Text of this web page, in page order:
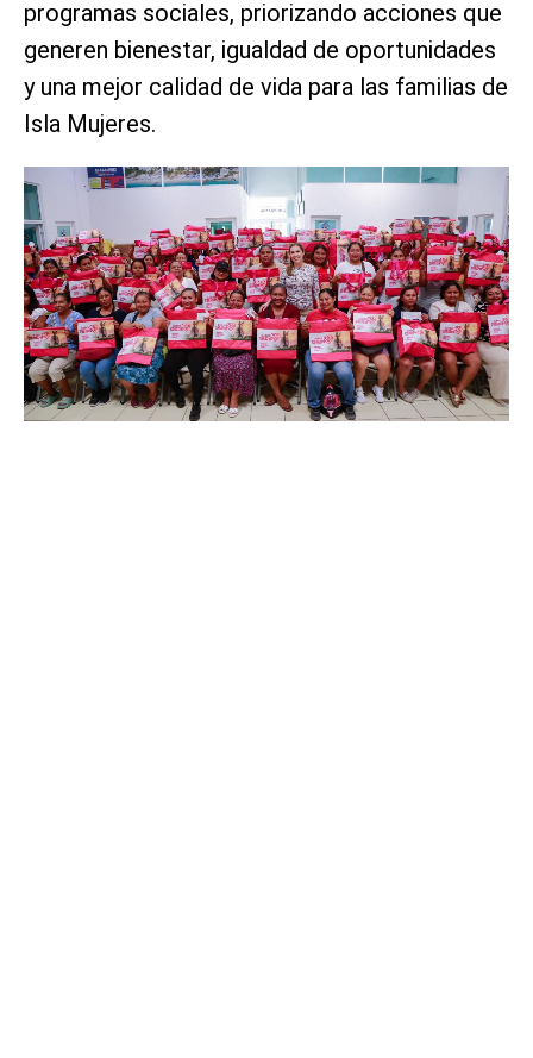
programas sociales, priorizando acciones que
generen bienestar, igualdad de oportunidades
y una mejor calidad de vida para las familias de
Isla Mujeres.